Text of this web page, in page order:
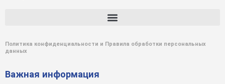
Политика конфиденциальности и Правила обработки персональных
данных
Важная информация